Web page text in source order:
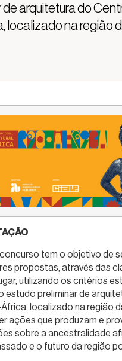
de arquitetura do
localizado na região
tem o objetivo de
propostas, através das
utilizando os critérios
estudo preliminar de
localizado na região
ações que produzam e
sobre a ancestralidade
e o futuro da região